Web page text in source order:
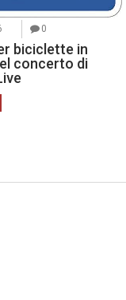
0
biciclette in
concerto di